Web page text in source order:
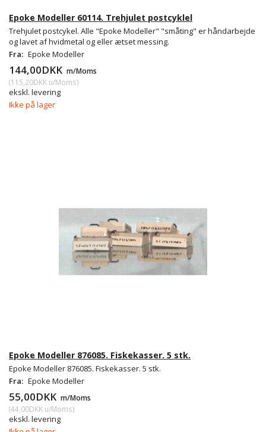
Epoke Modeller 60114. Trehjulet postcyklel
Trehjulet postcykel. Alle "Epoke Modeller" "småting" er håndarbejde
og lavet af hvidmetal og eller ætset messing.
Fra: Epoke Modeller
144,00DKK m/Moms
(115,20DKK u/Moms)
ekskl. levering
Ikke på lager
Epoke Modeller 876085. Fiskekasser. 5 stk.
Epoke Modeller 876085. Fiskekasser. 5 stk.
Fra: Epoke Modeller
55,00DKK m/Moms
(44,00DKK u/Moms)
ekskl. levering